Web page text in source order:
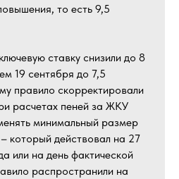
то есть 9,5
ставку снизили до 8
19 сентября до 7,5
правило скорректировали
расчетах пеней за ЖКУ
минимальный размер
который действовал на 27
или на день фактической
распространили на